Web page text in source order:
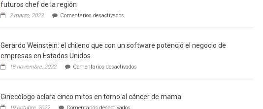
futuros chef de la región
3 marzo, 2023 Comentarios desactivadosen
Agricultor
la
técnicas
a
Gerardo Weinstein: el chileno que con un software potenció el negocio de
empresas en Estados Unidos
18 noviembre, 2022 Comentarios desactivadosen
Weinstein:
chileno
Ginecólogo aclara cinco mitos en torno al cáncer de mama
en